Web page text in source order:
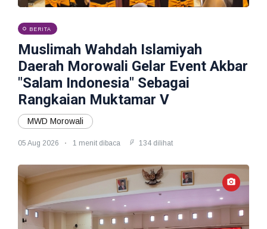
BERITA
Muslimah Wahdah Islamiyah
Daerah Morowali Gelar Event Akbar
"Salam Indonesia" Sebagai
Rangkaian Muktamar V
MWD Morowali
05 Aug 2026 1 menit dibaca 134 dilihat